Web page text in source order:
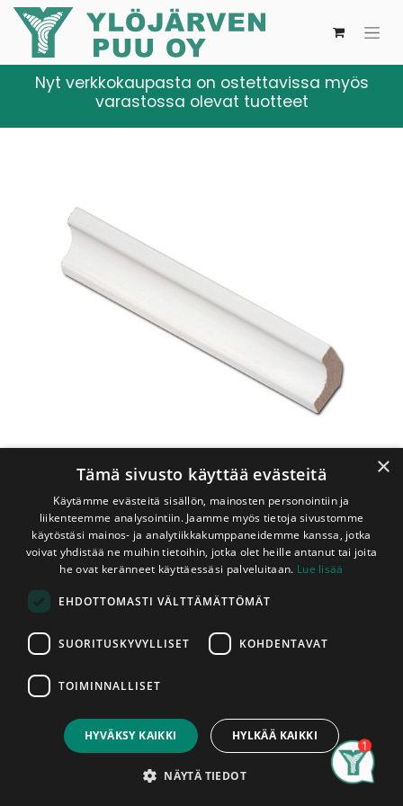
10,60€
Account
Nyt verkkokaupasta on ostettavissa myös
varastossa olevat tuotteet
Shop Kattolista Mänty 14x30x3300 mm Valkoinen
Kattolista Mänty 14x30x3300 mm
Valkoinen
Listatalon korkealaatuisesta männystä
valmistama valkoiseksi maalattu
sisustuslista.
×
Tämä sivusto käyttää evästeitä
Käytämme evästeitä sisällön, mainosten personointiin ja
liikenteemme analysointiin. Jaamme myös tietoja sivustomme
käytöstäsi mainos- ja analytiikkakumppaneidemme kanssa, jotka
voivat yhdistää ne muihin tietoihin, jotka olet heille antanut tai joita
he ovat keränneet käyttäessäsi palveluitaan. Lue lisää
EHDOTTOMASTI VÄLTTÄMÄTTÖMÄT
SUORITUSKYVYLLISET KOHDENTAVAT
TOIMINNALLISET
HYVÄKSY KAIKKI HYLKÄÄ KAIKKI
NÄYTÄ TIEDOT